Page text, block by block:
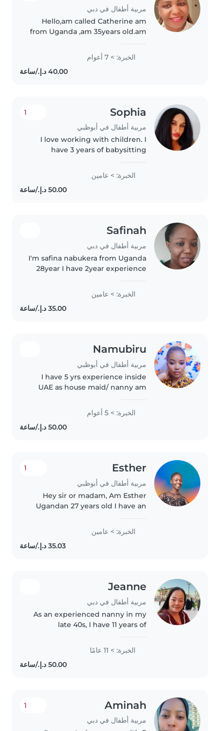
مربية أطفال في دبي
Hello,am called Catherine am
from Uganda ,am 35years old.am
experience for 5years in UAE and
two years in jordan.l can change
الخبرة: > 7 أعوام
Sophia
مربية أطفال في أبوظبي
1
I love working with children. I
have 3 years of babysitting
babies and toddlers. I also have
experience with children with
special needs, particularly,
الخبرة: > عامين
Safinah
مربية أطفال في دبي
I'm safina nabukera from Uganda
28year I have 2year experience
cleaning playing with kids
coking simply food always I want
الخبرة: > عامين
Namubiru
مربية أطفال في أبوظبي
I have 5 yrs experience inside
UAE as house maid/ nanny am
lady
الخبرة: > 5 أعوام
Esther
مربية أطفال في أبوظبي
1
Hey sir or madam, Am Esther
Ugandan 27 years old I have an
the UAE for a local family with
kids from the age of 13 to 1 year
old. I've been babysitting..
الخبرة: > عامين
Jeanne
مربية أطفال في دبي
As an experienced nanny in my
late 40s, I have 11 years of
babies to teenagers. I'm a
responsible, creative, and
الخبرة: > 11 عامًا
Aminah
مربية أطفال في دبي
1